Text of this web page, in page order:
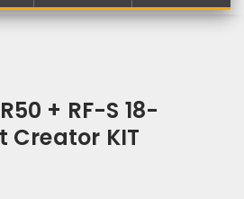
+ RF-S 18-
Creator KIT